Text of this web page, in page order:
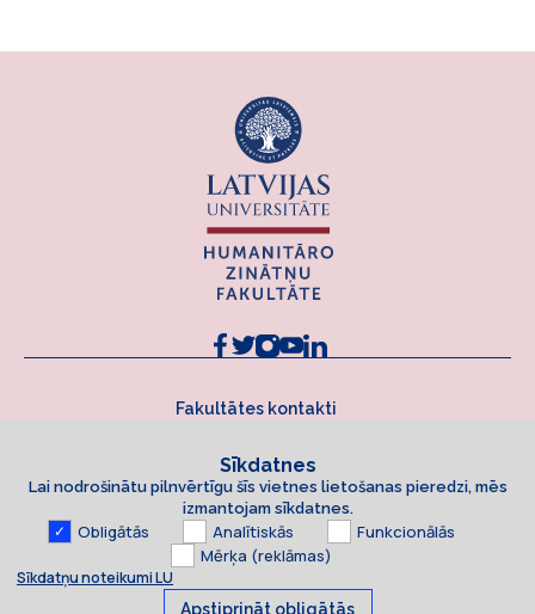
Fakultātes kontakti
Sīkdatnes
Lai nodrošinātu pilnvērtīgu šīs vietnes lietošanas pieredzi, mēs
izmantojam sīkdatnes.
Obligātās Analītiskās
Funkcionālās
Mērķa (reklāmas)
Sīkdatņu noteikumi LU
Apstiprināt obligātās